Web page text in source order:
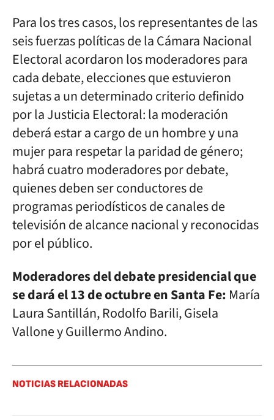
Para los tres casos, los representantes de las
seis fuerzas políticas de la Cámara Nacional
Electoral acordaron los moderadores para
cada debate, elecciones que estuvieron
sujetas a un determinado criterio definido
por la Justicia Electoral: la moderación
deberá estar a cargo de un hombre y una
mujer para respetar la paridad de género;
habrá cuatro moderadores por debate,
quienes deben ser conductores de
programas periodísticos de canales de
televisión de alcance nacional y reconocidas
por el público.
Moderadores del debate presidencial que
se dará el 13 de octubre en Santa Fe: María
Laura Santillán, Rodolfo Barili, Gisela
Vallone y Guillermo Andino.
NOTICIAS RELACIONADAS